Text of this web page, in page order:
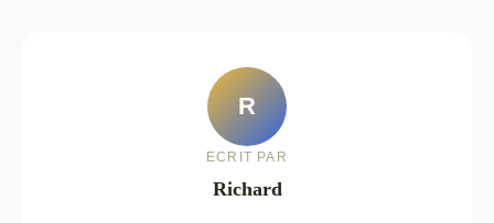
R
ECRIT PAR
Richard